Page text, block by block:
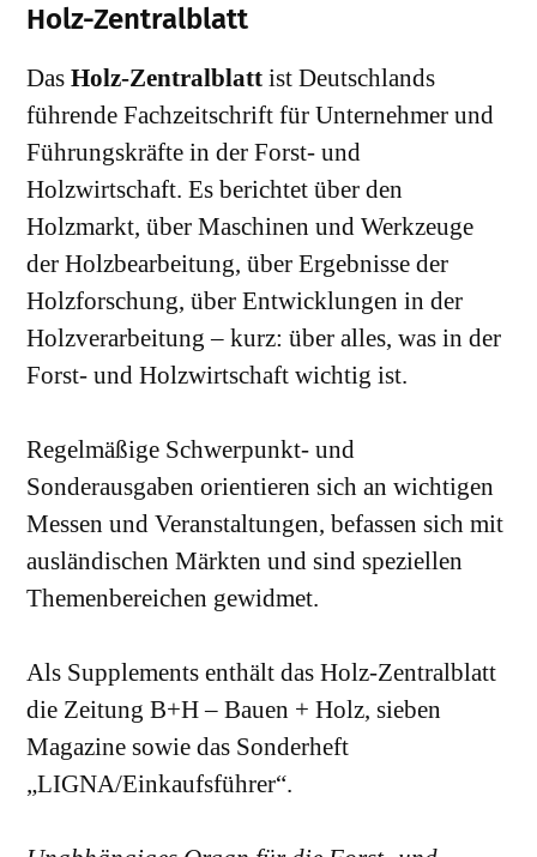
Holz-Zentralblatt
DasHolz-Zentralblatt ist Deutschlands
führende Fachzeitschrift für Unternehmer und
Führungskräfte in der Forst- und
Holzwirtschaft. Es berichtet über den
Holzmarkt, über Maschinen und Werkzeuge
der Holzbearbeitung, über Ergebnisse der
Holzforschung, über Entwicklungen in der
Holzverarbeitung – kurz: über alles, was in der
Forst- und Holzwirtschaft wichtig ist.
Regelmäßige Schwerpunkt- und
Sonderausgaben orientieren sich an wichtigen
Messen und Veranstaltungen, befassen sich mit
ausländischen Märkten und sind speziellen
Themenbereichen gewidmet.
Als Supplements enthält das Holz-Zentralblatt
die Zeitung B+H – Bauen + Holz, sieben
Magazine sowie das Sonderheft
„LIGNA/Einkaufsführer“.